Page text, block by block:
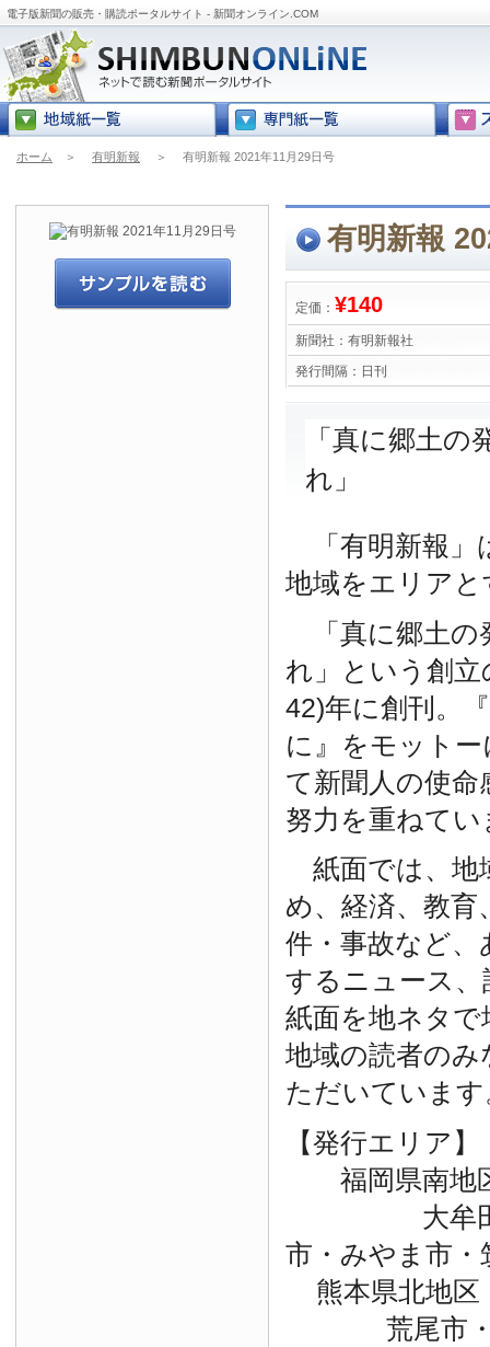
電子版新聞の販売・購読ポータルサイト - 新聞オンライン.COM
ホーム ＞ 有明新報 ＞ 有明新報 2021年11月29日号
有明新報
定価： ¥140
新聞社： 有明新報社
発行間隔： 日刊
「真に郷土の
れ」
「有明新報」
地域をエリア
「真に郷土の
れ」という創
42)年に創刊。
に』をモット
て新聞人の使命
努力を重ねてい
紙面では、地
め、経済、教育
件・事故など
するニュース
紙面を地ネタ
地域の読者の
ただいています
【発行エリア】
福岡県南地
大牟田市
市・みやま市・
熊本県北地区
荒尾市・玉